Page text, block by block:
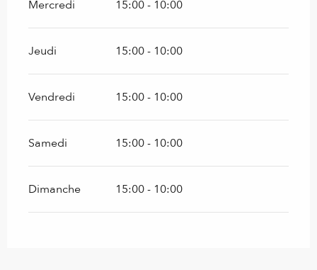
Mercredi 15:00 - 10:00
Jeudi 15:00 - 10:00
Vendredi 15:00 - 10:00
Samedi 15:00 - 10:00
Dimanche 15:00 - 10:00